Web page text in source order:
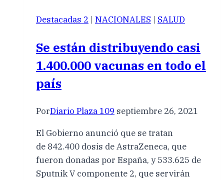
Destacadas 2 | NACIONALES | SALUD
Se están distribuyendo casi
1.400.000 vacunas en todo el
país
PorDiario Plaza 109 septiembre 26, 2021
El Gobierno anunció que se tratan
de 842.400 dosis de AstraZeneca, que
fueron donadas por España, y 533.625 de
Sputnik V componente 2, que servirán